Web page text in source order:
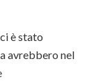
è stato
avrebbero nel